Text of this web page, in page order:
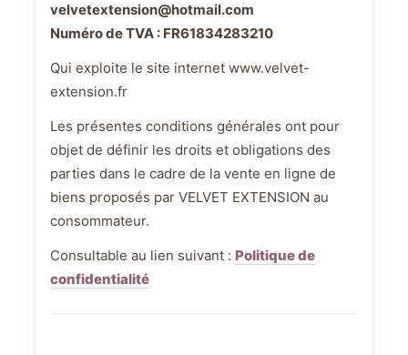
velvetextension@hotmail.com
Numéro de TVA : FR61834283210
Qui exploite le site internet www.velvet-
extension.fr
Les présentes conditions générales ont pour
objet de définir les droits et obligations des
parties dans le cadre de la vente en ligne de
biens proposés par VELVET EXTENSION au
consommateur.
Consultable au lien suivant : Politique de
confidentialité